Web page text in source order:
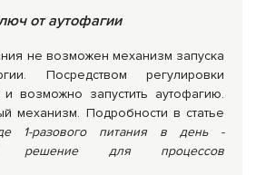
от аутофагии
не возможен механизм запуска
Посредством регулировки
и возможно запустить аутофагию.
механизм. Подробности в статье
1-разового питания в день -
решение для процессов